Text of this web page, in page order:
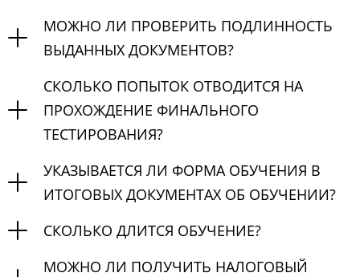
МОЖНО ЛИ ПРОВЕРИТЬ ПОДЛИННОСТЬ
ВЫДАННЫХ ДОКУМЕНТОВ?
СКОЛЬКО ПОПЫТОК ОТВОДИТСЯ НА
ПРОХОЖДЕНИЕ ФИНАЛЬНОГО
ТЕСТИРОВАНИЯ?
УКАЗЫВАЕТСЯ ЛИ ФОРМА ОБУЧЕНИЯ В
ИТОГОВЫХ ДОКУМЕНТАХ ОБ ОБУЧЕНИИ?
СКОЛЬКО ДЛИТСЯ ОБУЧЕНИЕ?
МОЖНО ЛИ ПОЛУЧИТЬ НАЛОГОВЫЙ